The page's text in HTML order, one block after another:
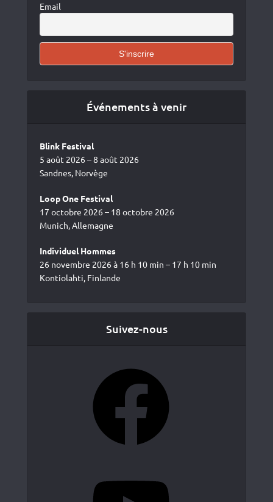
Email
Événements à venir
Blink Festival
5 août 2026 – 8 août 2026
Sandnes, Norvège
Loop One Festival
17 octobre 2026 – 18 octobre 2026
Munich, Allemagne
Individuel Hommes
26 novembre 2026 à 16 h 10 min – 17 h 10 min
Kontiolahti, Finlande
Suivez-nous